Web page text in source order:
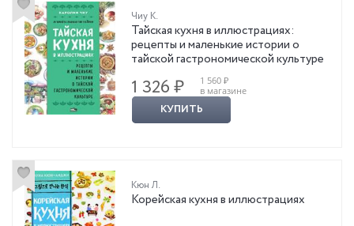
Чиу К.
Тайская кухня в иллюстрациях:
рецепты и маленькие истории о
тайской гастрономической культуре
1 326 ₽
1 560 ₽
в магазине
КУПИТЬ
Кюн Л.
Корейская кухня в иллюстрациях